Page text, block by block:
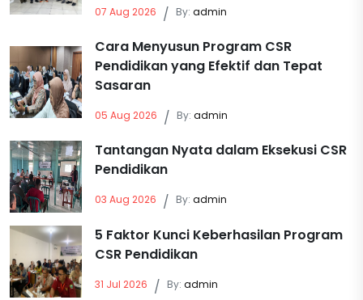
07 Aug 2026 / By: admin
Cara Menyusun Program CSR
Pendidikan yang Efektif dan Tepat
Sasaran
05 Aug 2026 / By: admin
Tantangan Nyata dalam Eksekusi CSR
Pendidikan
03 Aug 2026 / By: admin
5 Faktor Kunci Keberhasilan Program
CSR Pendidikan
31 Jul 2026 / By: admin